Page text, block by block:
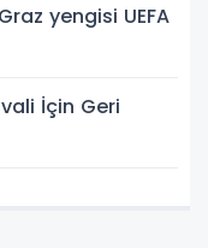
yengisi UEFA
İçin Geri